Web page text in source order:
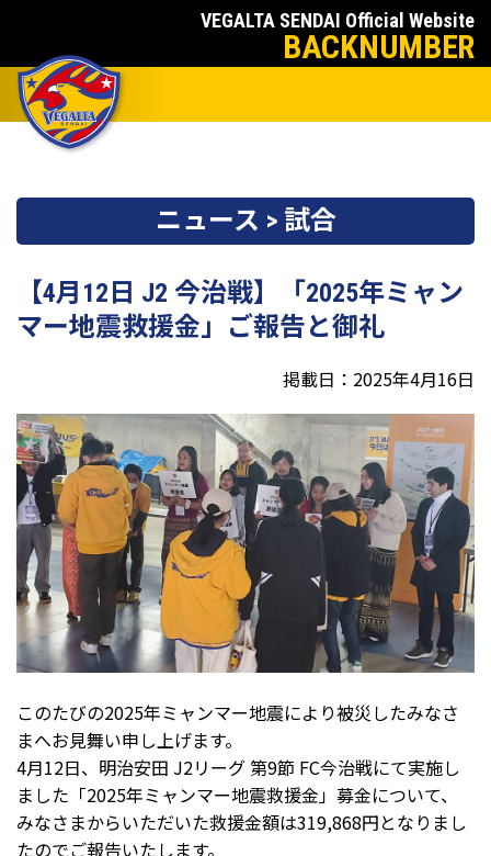
VEGALTA SENDAI Official Website
BACKNUMBER
ニュース > 試合
【4月12日 J2 今治戦】「2025年ミャン
マー地震救援金」ご報告と御礼
掲載日：2025年4月16日
このたびの2025年ミャンマー地震により被災したみなさ
まへお見舞い申し上げます。
4月12日、明治安田 J2リーグ 第9節 FC今治戦にて実施し
ました「2025年ミャンマー地震救援金」募金について、
みなさまからいただいた救援金額は319,868円となりまし
たのでご報告いたします。